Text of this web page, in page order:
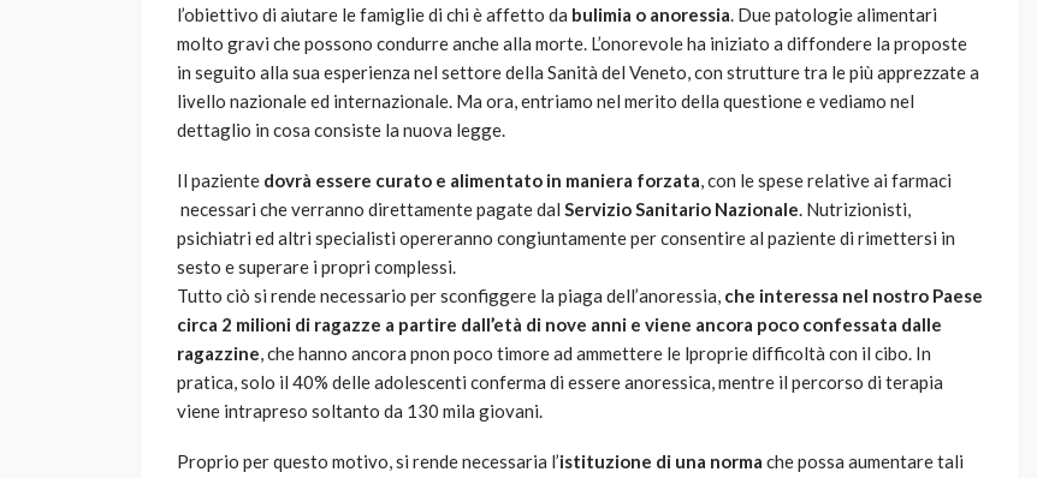
l’obiettivo di aiutare le famiglie di chi è affetto da bulimia o anoressia. Due patologie alimentari
molto gravi che possono condurre anche alla morte. L’onorevole ha iniziato a diffondere la proposte
in seguito alla sua esperienza nel settore della Sanità del Veneto, con strutture tra le più apprezzate a
livello nazionale ed internazionale. Ma ora, entriamo nel merito della questione e vediamo nel
dettaglio in cosa consiste la nuova legge.
Il paziente dovrà essere curato e alimentato in maniera forzata, con le spese relative ai farmaci
necessari che verranno direttamente pagate dal Servizio Sanitario Nazionale. Nutrizionisti,
psichiatri ed altri specialisti opereranno congiuntamente per consentire al paziente di rimettersi in
sesto e superare i propri complessi.
Tutto ciò si rende necessario per sconfiggere la piaga dell’anoressia, che interessa nel nostro Paese
circa 2 milioni di ragazze a partire dall’età di nove anni e viene ancora poco confessata dalle
ragazzine, che hanno ancora pnon poco timore ad ammettere le lproprie difficoltà con il cibo. In
pratica, solo il 40% delle adolescenti conferma di essere anoressica, mentre il percorso di terapia
viene intrapreso soltanto da 130 mila giovani.
Proprio per questo motivo, si rende necessaria l’istituzione di una norma che possa aumentare tali
scegliere per il tuo prato
god 1 anno ago 784
abbracciano la stessa causa
god 9 mesi ago